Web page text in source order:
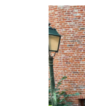
06 août 2026